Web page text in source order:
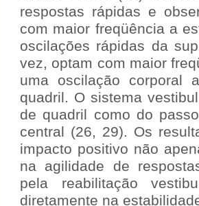
respostas rápidas e
com maior freqüência a
oscilações rápidas da
vez, optam com maior
uma oscilação corporal
quadril. O sistema
de quadril como do
central (26, 29). Os
impacto positivo não
na agilidade de
pela reabilitação
diretamente na